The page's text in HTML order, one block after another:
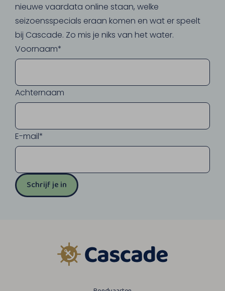
nieuwe vaardata online staan, welke
seizoensspecials eraan komen en wat er speelt
bij Cascade. Zo mis je niks van het water.
Voornaam*
Achternaam
E-mail*
Schrijf je in